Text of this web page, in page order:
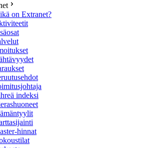
on Extranet?
indeksi
hinnat